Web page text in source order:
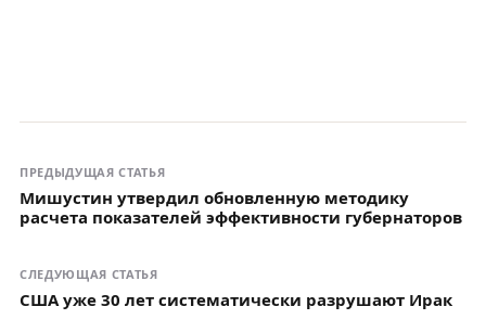
ПРЕДЫДУЩАЯ СТАТЬЯ
Мишустин утвердил обновленную методику
расчета показателей эффективности губернаторов
СЛЕДУЮЩАЯ СТАТЬЯ
США уже 30 лет систематически разрушают Ирак